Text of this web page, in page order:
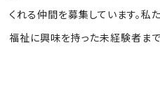
くれる仲間を募集しています。私
福祉に興味を持った未経験者まで